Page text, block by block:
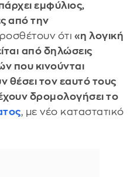
εμφύλιος,
από την
ότι «η λογική
από δηλώσεις
που κινούνται
θέσει τον εαυτό τους
δρομολογήσει το
, με νέο καταστατικό